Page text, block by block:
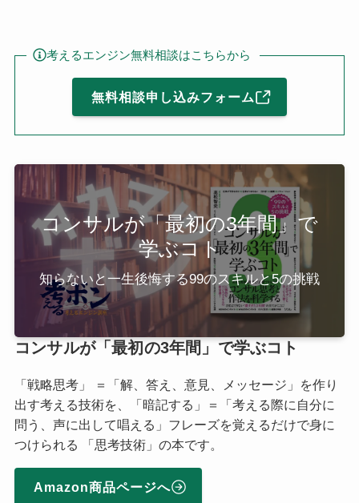
考えるエンジン無料相談はこちらから
無料相談申し込みフォーム
コンサルが「最初の3年間」で
学ぶコト
知らないと一生後悔する99のスキルと5の挑戦
コンサルが「最初の3年間」で学ぶコト
「戦略思考」 ＝「解、答え、意見、メッセージ」を作り
出す考える技術を、「暗記する」＝「考える際に自分に
問う、声に出して唱える」フレーズを覚えるだけで身に
つけられる 「思考技術」の本です。
Amazon商品ページへ